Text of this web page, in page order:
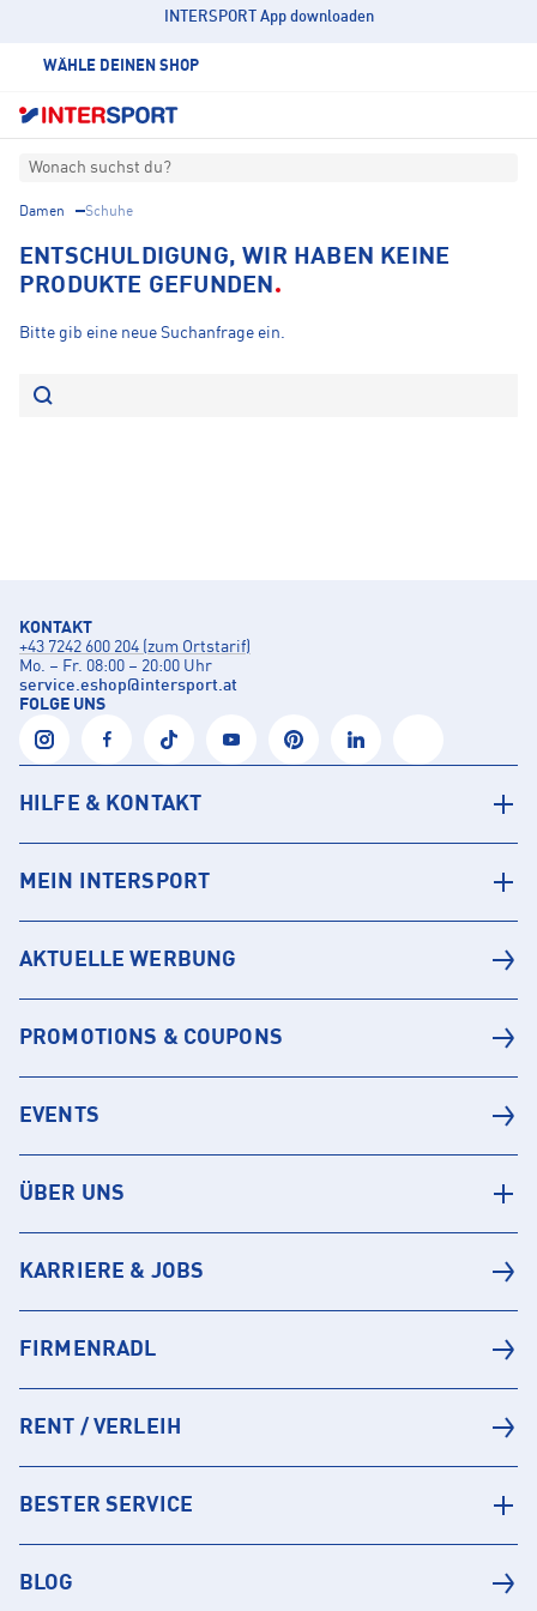
INTERSPORT App downloaden
WÄHLE DEINEN SHOP
Wonach suchst du?
Damen Schuhe
ENTSCHULDIGUNG, WIR HABEN KEINE
PRODUKTE GEFUNDEN
Bitte gib eine neue Suchanfrage ein.
KONTAKT
+43 7242 600 204 (zum Ortstarif)
Mo. – Fr. 08:00 – 20:00 Uhr
service.eshop@intersport.at
FOLGE UNS
HILFE & KONTAKT
MEIN INTERSPORT
AKTUELLE WERBUNG
PROMOTIONS & COUPONS
EVENTS
ÜBER UNS
KARRIERE & JOBS
FIRMENRADL
RENT / VERLEIH
BESTER SERVICE
BLOG